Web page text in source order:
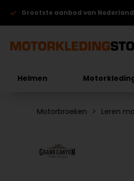
Grootste aanbod van Nederland
Helmen
Motorbroeken Leren